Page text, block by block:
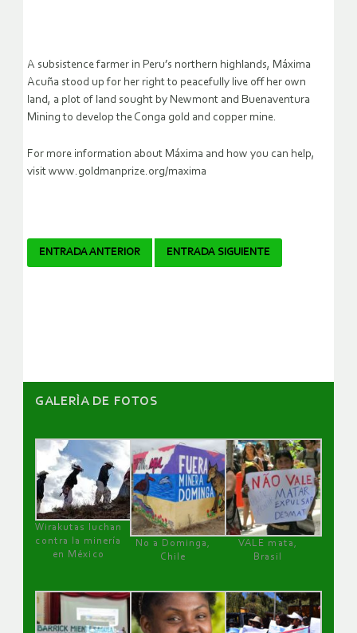
A subsistence farmer in Peru’s northern highlands, Máxima
Acuña stood up for her right to peacefully live off her own
land, a plot of land sought by Newmont and Buenaventura
Mining to develop the Conga gold and copper mine.
For more information about Máxima and how you can help,
visit www.goldmanprize.org/maxima
Navegador
ENTRADA ANTERIOR ENTRADA SIGUIENTE
GALERÌA DE FOTOS
Wirakutas luchan
contra la minería
en México
No a Dominga,
Chile
VALE mata,
Brasil